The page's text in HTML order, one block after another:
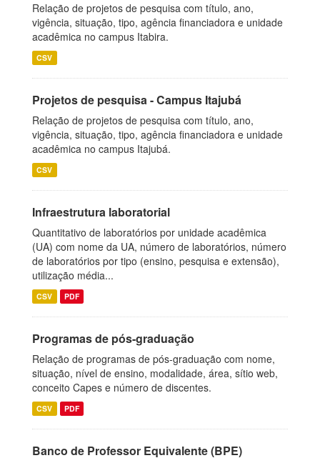
Relação de projetos de pesquisa com título, ano,
vigência, situação, tipo, agência financiadora e unidade
acadêmica no campus Itabira.
CSV
Projetos de pesquisa - Campus Itajubá
Relação de projetos de pesquisa com título, ano,
vigência, situação, tipo, agência financiadora e unidade
acadêmica no campus Itajubá.
CSV
Infraestrutura laboratorial
Quantitativo de laboratórios por unidade acadêmica
(UA) com nome da UA, número de laboratórios, número
de laboratórios por tipo (ensino, pesquisa e extensão),
utilização média...
CSV PDF
Programas de pós-graduação
Relação de programas de pós-graduação com nome,
situação, nível de ensino, modalidade, área, sítio web,
conceito Capes e número de discentes.
CSV PDF
Banco de Professor Equivalente (BPE)